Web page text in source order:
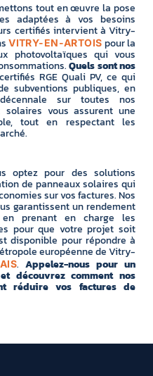
tout en œuvre la pose
adaptées à vos besoins
certifiés intervient à Vitry-
VITRY-EN-ARTOIS pour la
photovoltaïques qui vous
Quels sont nos
RGE Quali PV, ce qui
subventions publiques, en
sur toutes nos
solaires vous assurent une
tout en respectant les
optez pour des solutions
de panneaux solaires qui
sur vos factures. Nos
garantissent un rendement
prenant en charge les
pour que votre projet soit
disponible pour répondre à
européenne de Vitry-
.Appelez-nous pour un
découvrez comment nos
réduire vos factures de